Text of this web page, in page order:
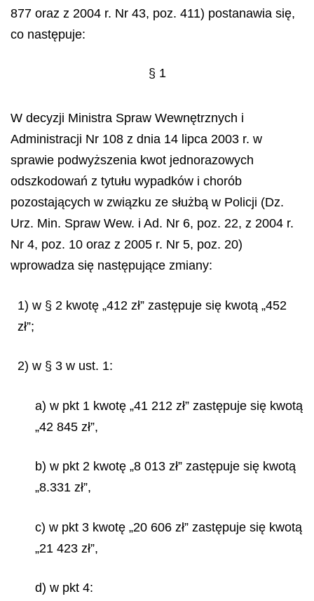
877 oraz z 2004 r. Nr 43, poz. 411) postanawia się,
co następuje:
§ 1
W decyzji Ministra Spraw Wewnętrznych i
Administracji Nr 108 z dnia 14 lipca 2003 r. w
sprawie podwyższenia kwot jednorazowych
odszkodowań z tytułu wypadków i chorób
pozostających w związku ze służbą w Policji (Dz.
Urz. Min. Spraw Wew. i Ad. Nr 6, poz. 22, z 2004 r.
Nr 4, poz. 10 oraz z 2005 r. Nr 5, poz. 20)
wprowadza się następujące zmiany:
1) w § 2 kwotę „412 zł” zastępuje się kwotą „452
zł”;
2) w § 3 w ust. 1:
a) w pkt 1 kwotę „41 212 zł” zastępuje się kwotą
„42 845 zł”,
b) w pkt 2 kwotę „8 013 zł” zastępuje się kwotą
„8.331 zł”,
c) w pkt 3 kwotę „20 606 zł” zastępuje się kwotą
„21 423 zł”,
d) w pkt 4: